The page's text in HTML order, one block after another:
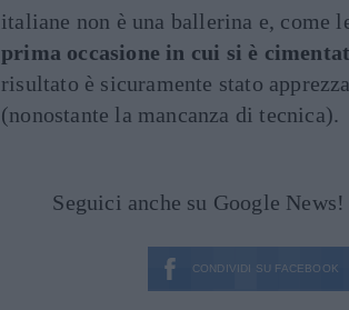
italiane non è una ballerina e, come
prima occasione in cui si è
risultato è sicuramente stato
(nonostante la mancanza di tecnica).
Seguici anche su Google News!
CONDIVIDI SU FACEBOOK